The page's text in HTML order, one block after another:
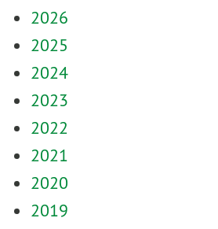
2026
2025
2024
2023
2022
2021
2020
2019